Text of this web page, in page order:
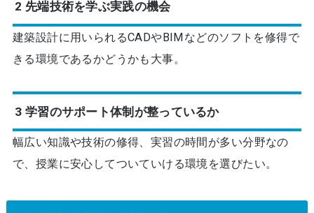
2 先端技術を学ぶ実践の機会
建築設計に用いられるCADやBIMなどのソフトを修得で
きる環境であるかどうかも大事。
3 学習のサポート体制が整っているか
幅広い知識や技術の修得、実習の時間が多い分野なの
で、授業に安心してついていける環境を選びたい。